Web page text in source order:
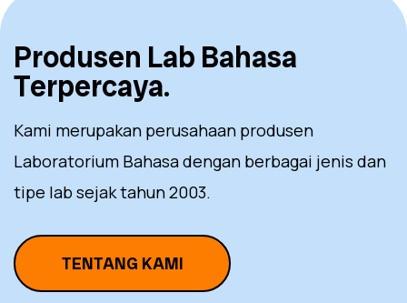
Produsen Lab Bahasa
Terpercaya.
Kami merupakan perusahaan produsen
Laboratorium Bahasa dengan berbagai jenis dan
tipe lab sejak tahun 2003.
TENTANG KAMI